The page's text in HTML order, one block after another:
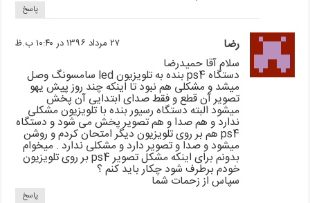
پاسخ
رضا ۲۷ مرداد ۱۳۹۶ در ۱۰:۴۰ ب.ظ
سلام آقا حمیدرضا
دستگاه ps4 بنده به تلویزیون led سامسونگ وصل
میشد و مشکلی هم نبود تا اینکه چند روز پیش یهو
تصویر آن قطع و فقط صدای ابتدایی آن پخش
میشود البته دستگاه رسیور بنده با تلویزیون مشکلی
ندارد و هم صدا و هم تصویر پخش می شود و دستگاه
ps4 هم بر روی تلویزیون دیگر امتحان کردم و روشن
میشود و صدا و تصویر دارد و مشکلی ندارد . میخوام
بدونم برای اینکه مشکل تصویر ps4 بر روی تلویزیون
خودم برطرف شود چکار باید کنم ؟
سپاس از زحمات شما
پاسخ